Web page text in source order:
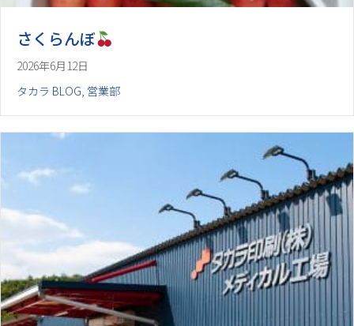
さくらんぼ
2026年6月12日
タカラ BLOG, 営業部